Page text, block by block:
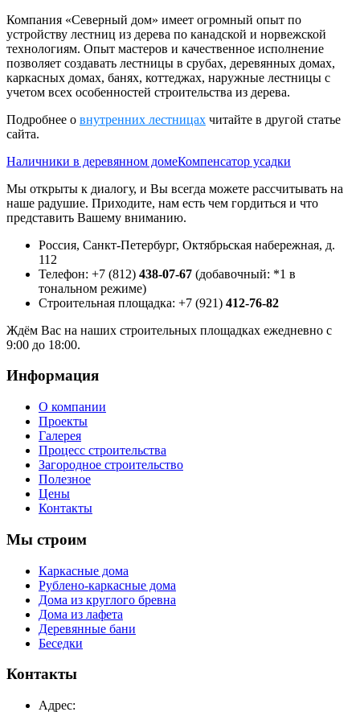
Компания «Северный дом» имеет огромный опыт по
устройству лестниц из дерева по канадской и норвежской
технологиям. Опыт мастеров и качественное исполнение
позволяет создавать лестницы в срубах, деревянных домах,
каркасных домах, банях, коттеджах, наружные лестницы с
учетом всех особенностей строительства из дерева.
Подробнее о внутренних лестницах читайте в другой статье
сайта.
Наличники в деревянном домеКомпенсатор усадки
Мы открыты к диалогу, и Вы всегда можете рассчитывать на
наше радушие. Приходите, нам есть чем гордиться и что
представить Вашему вниманию.
Россия, Санкт-Петербург, Октябрьская набережная, д.
112
Телефон: +7 (812) 438-07-67 (добавочный: *1 в
тональном режиме)
Строительная площадка: +7 (921) 412-76-82
Ждём Вас на наших строительных площадках ежедневно с
9:00 до 18:00.
Информация
О компании
Проекты
Галерея
Процесс строительства
Загородное строительство
Полезное
Цены
Контакты
Мы строим
Каркасные дома
Рублено-каркасные дома
Дома из круглого бревна
Дома из лафета
Деревянные бани
Беседки
Контакты
Адрес: